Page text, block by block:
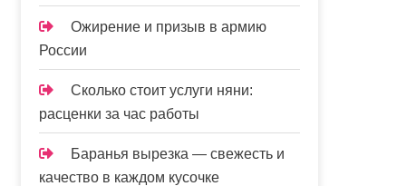
Ожирение и призыв в армию
России
Сколько стоит услуги няни:
расценки за час работы
Баранья вырезка — свежесть и
качество в каждом кусочке